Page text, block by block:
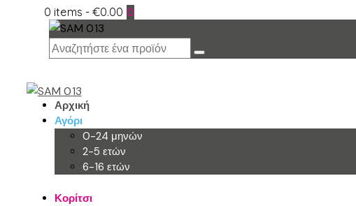
0 items -€0.00 0
Αρχική
Αγόρι
0-24 μηνών
2-5 ετών
6-16 ετών
Κορίτσι